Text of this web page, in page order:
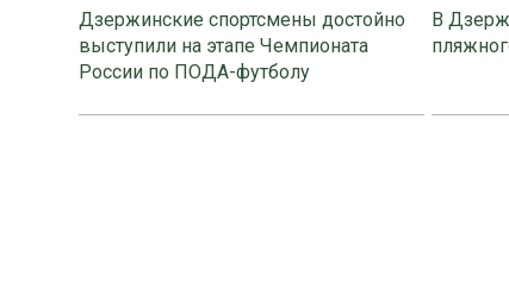
Дзержинские спортсмены достойно
выступили на этапе Чемпионата
России по ПОДА-футболу
В